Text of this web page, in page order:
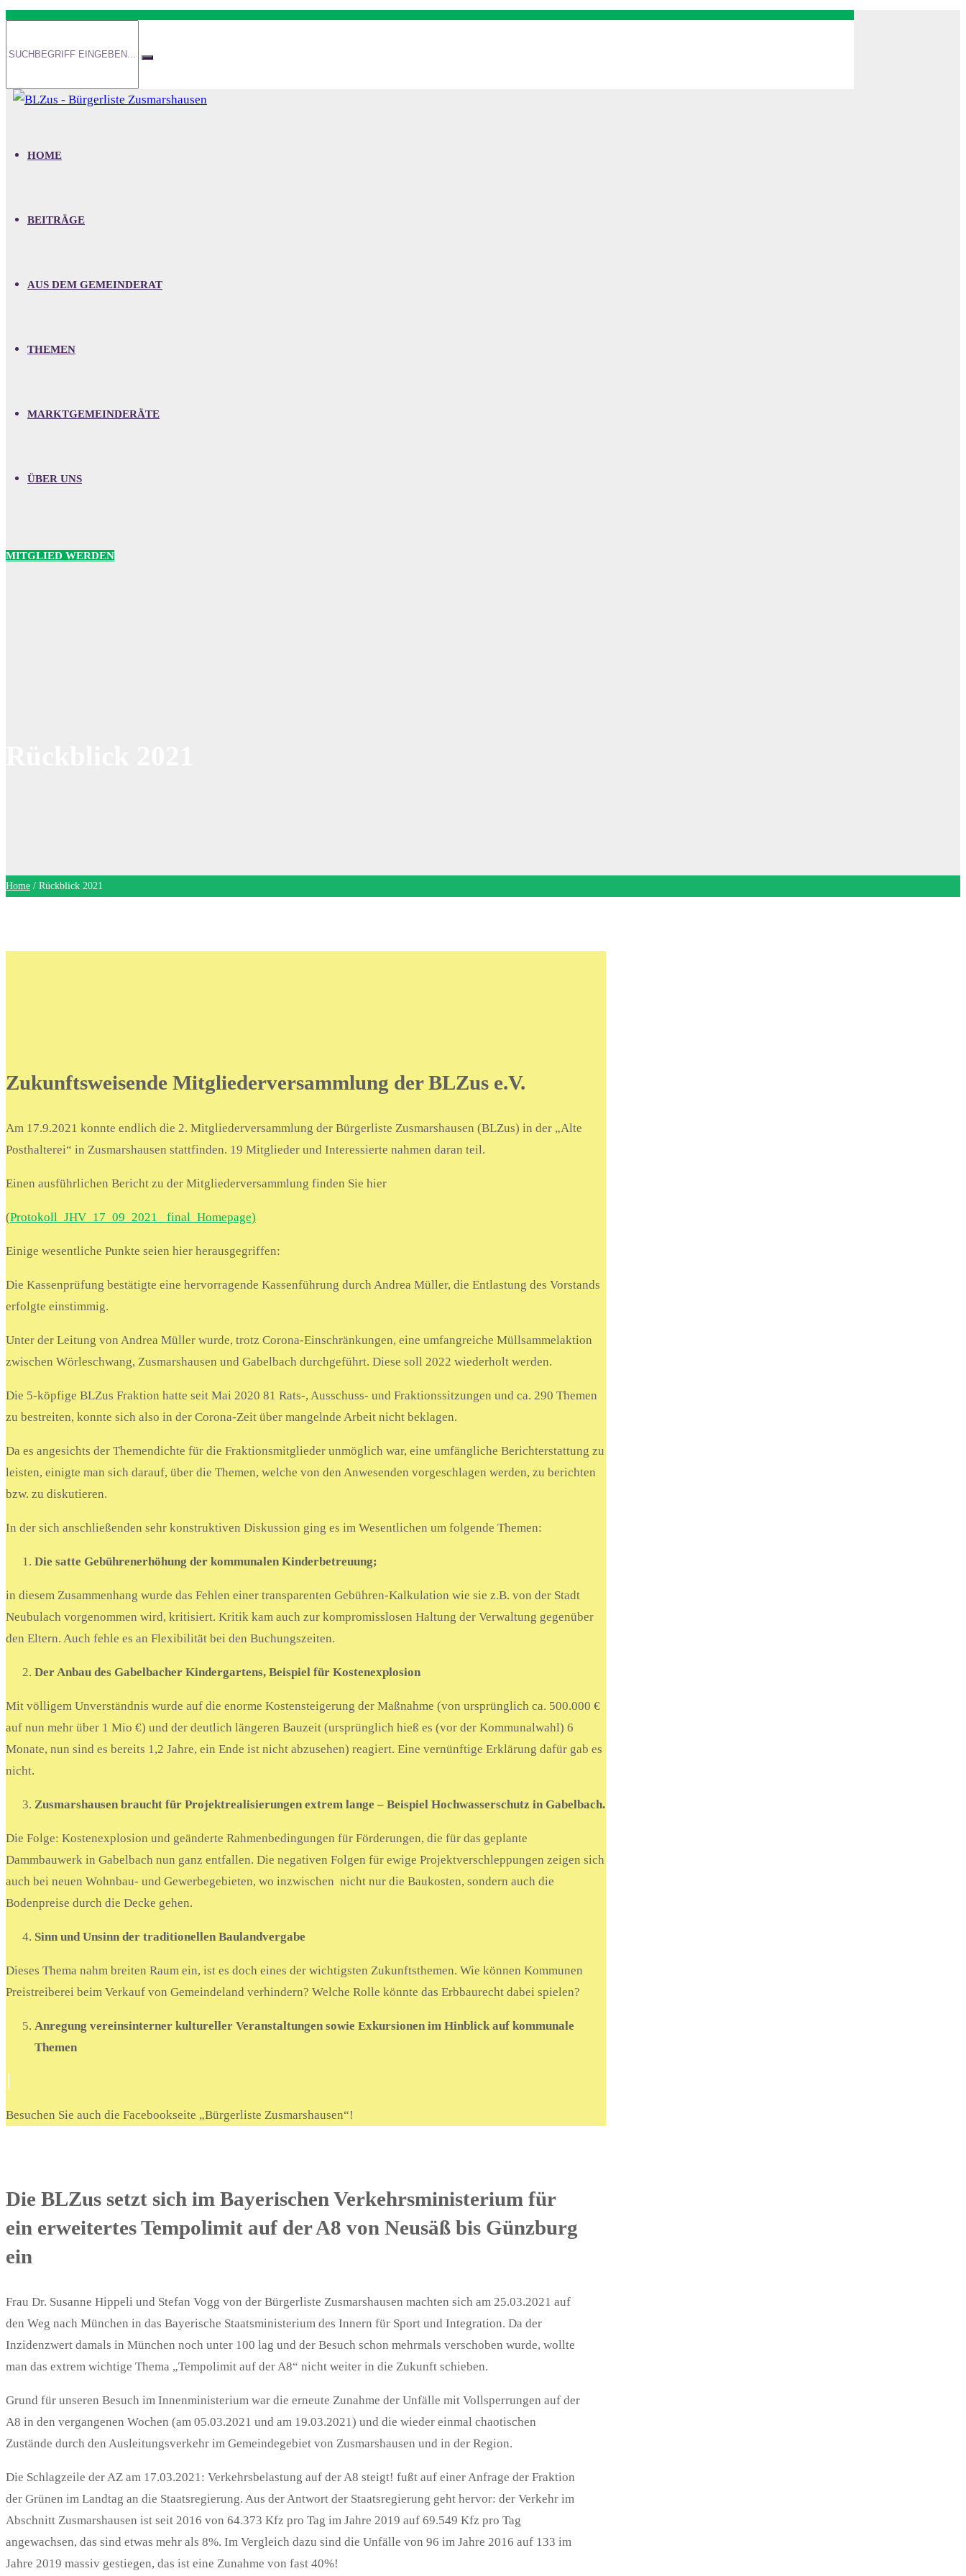
HOME
BEITRÄGE
AUS DEM GEMEINDERAT
THEMEN
MARKTGEMEINDERÄTE
ÜBER UNS
MITGLIED WERDEN
Home / Rückblick 2021
Zukunftsweisende Mitgliederversammlung der BLZus e.V.
Am 17.9.2021 konnte endlich die 2. Mitgliederversammlung der Bürgerliste Zusmarshausen (BLZus) in der „Alte
Posthalterei“ in Zusmarshausen stattfinden. 19 Mitglieder und Interessierte nahmen daran teil.
Einen ausführlichen Bericht zu der Mitgliederversammlung finden Sie hier
(Protokoll_JHV_17_09_2021_ final_Homepage)
Einige wesentliche Punkte seien hier herausgegriffen:
Die Kassenprüfung bestätigte eine hervorragende Kassenführung durch Andrea Müller, die Entlastung des Vorstands
erfolgte einstimmig.
Unter der Leitung von Andrea Müller wurde, trotz Corona-Einschränkungen, eine umfangreiche Müllsammelaktion
zwischen Wörleschwang, Zusmarshausen und Gabelbach durchgeführt. Diese soll 2022 wiederholt werden.
Die 5-köpfige BLZus Fraktion hatte seit Mai 2020 81 Rats-, Ausschuss- und Fraktionssitzungen und ca. 290 Themen
zu bestreiten, konnte sich also in der Corona-Zeit über mangelnde Arbeit nicht beklagen.
Da es angesichts der Themendichte für die Fraktionsmitglieder unmöglich war, eine umfängliche Berichterstattung zu
leisten, einigte man sich darauf, über die Themen, welche von den Anwesenden vorgeschlagen werden, zu berichten
bzw. zu diskutieren.
In der sich anschließenden sehr konstruktiven Diskussion ging es im Wesentlichen um folgende Themen:
Die satte Gebührenerhöhung der kommunalen Kinderbetreuung;
in diesem Zusammenhang wurde das Fehlen einer transparenten Gebühren-Kalkulation wie sie z.B. von der Stadt
Neubulach vorgenommen wird, kritisiert. Kritik kam auch zur kompromisslosen Haltung der Verwaltung gegenüber
den Eltern. Auch fehle es an Flexibilität bei den Buchungszeiten.
Der Anbau des Gabelbacher Kindergartens, Beispiel für Kostenexplosion
Mit völligem Unverständnis wurde auf die enorme Kostensteigerung der Maßnahme (von ursprünglich ca. 500.000 €
auf nun mehr über 1 Mio €) und der deutlich längeren Bauzeit (ursprünglich hieß es (vor der Kommunalwahl) 6
Monate, nun sind es bereits 1,2 Jahre, ein Ende ist nicht abzusehen) reagiert. Eine vernünftige Erklärung dafür gab es
nicht.
Zusmarshausen braucht für Projektrealisierungen extrem lange – Beispiel Hochwasserschutz in Gabelbach.
Die Folge: Kostenexplosion und geänderte Rahmenbedingungen für Förderungen, die für das geplante
Dammbauwerk in Gabelbach nun ganz entfallen. Die negativen Folgen für ewige Projektverschleppungen zeigen sich
auch bei neuen Wohnbau- und Gewerbegebieten, wo inzwischen nicht nur die Baukosten, sondern auch die
Bodenpreise durch die Decke gehen.
Sinn und Unsinn der traditionellen Baulandvergabe
Dieses Thema nahm breiten Raum ein, ist es doch eines der wichtigsten Zukunftsthemen. Wie können Kommunen
Preistreiberei beim Verkauf von Gemeindeland verhindern? Welche Rolle könnte das Erbbaurecht dabei spielen?
Anregung vereinsinterner kultureller Veranstaltungen sowie Exkursionen im Hinblick auf kommunale
Themen
Besuchen Sie auch die Facebookseite „Bürgerliste Zusmarshausen“!
Die BLZus setzt sich im Bayerischen Verkehrsministerium für
ein erweitertes Tempolimit auf der A8 von Neusäß bis Günzburg
ein
Frau Dr. Susanne Hippeli und Stefan Vogg von der Bürgerliste Zusmarshausen machten sich am 25.03.2021 auf
den Weg nach München in das Bayerische Staatsministerium des Innern für Sport und Integration. Da der
Inzidenzwert damals in München noch unter 100 lag und der Besuch schon mehrmals verschoben wurde, wollte
man das extrem wichtige Thema „Tempolimit auf der A8“ nicht weiter in die Zukunft schieben.
Grund für unseren Besuch im Innenministerium war die erneute Zunahme der Unfälle mit Vollsperrungen auf der
A8 in den vergangenen Wochen (am 05.03.2021 und am 19.03.2021) und die wieder einmal chaotischen
Zustände durch den Ausleitungsverkehr im Gemeindegebiet von Zusmarshausen und in der Region.
Die Schlagzeile der AZ am 17.03.2021: Verkehrsbelastung auf der A8 steigt! fußt auf einer Anfrage der Fraktion
der Grünen im Landtag an die Staatsregierung. Aus der Antwort der Staatsregierung geht hervor: der Verkehr im
Abschnitt Zusmarshausen ist seit 2016 von 64.373 Kfz pro Tag im Jahre 2019 auf 69.549 Kfz pro Tag
angewachsen, das sind etwas mehr als 8%. Im Vergleich dazu sind die Unfälle von 96 im Jahre 2016 auf 133 im
Jahre 2019 massiv gestiegen, das ist eine Zunahme von fast 40%!